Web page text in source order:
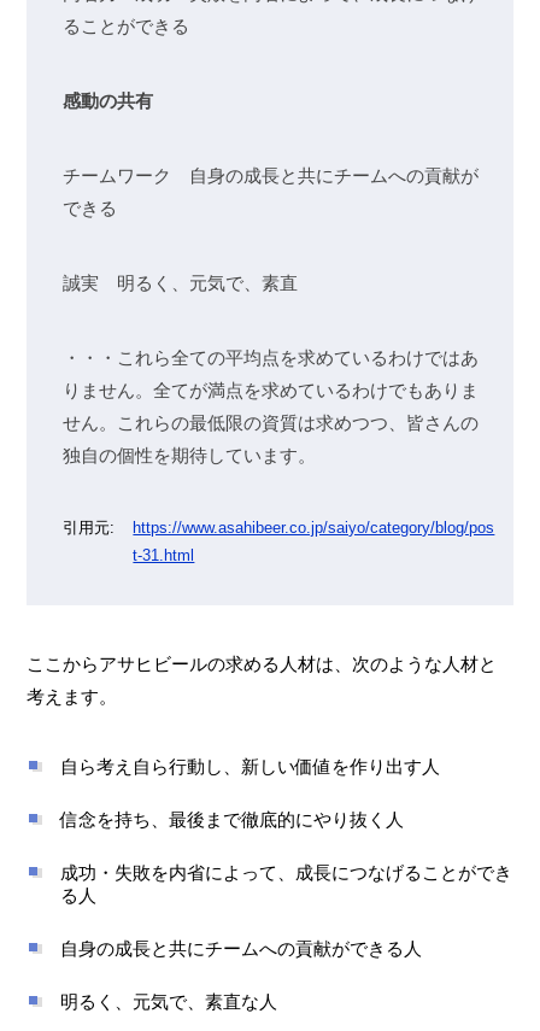
ることができる
感動の共有
チームワーク 自身の成長と共にチームへの貢献が
できる
誠実 明るく、元気で、素直
・・・これら全ての平均点を求めているわけではあ
りません。全てが満点を求めているわけでもありま
せん。これらの最低限の資質は求めつつ、皆さんの
独自の個性を期待しています。
https://www.asahibeer.co.jp/saiyo/category/blog/pos
t-31.html
ここからアサヒビールの求める人材は、次のような人材と
考えます。
自ら考え自ら行動し、新しい価値を作り出す人
信念を持ち、最後まで徹底的にやり抜く人
成功・失敗を内省によって、成長につなげることができ
る人
自身の成長と共にチームへの貢献ができる人
明るく、元気で、素直な人